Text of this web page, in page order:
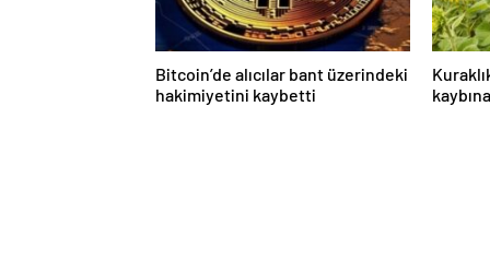
Bitcoin’de alıcılar bant üzerindeki
hakimiyetini kaybetti